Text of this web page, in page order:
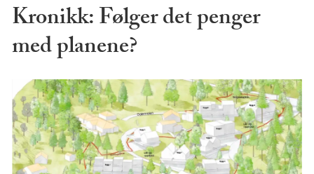
Kronikk: Følger det penger
med planene?